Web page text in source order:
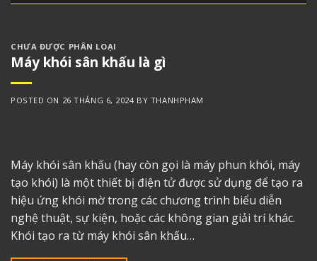
CHƯA ĐƯỢC PHÂN LOẠI
Máy khói sân khấu là gì
POSTED ON 26 THÁNG 6, 2024BY THANHPHAM
Máy khói sân khấu (hay còn gọi là máy phun khói, máy
tạo khói) là một thiết bị điện tử được sử dụng để tạo ra
hiệu ứng khói mờ trong các chương trình biểu diễn
nghệ thuật, sự kiện, hoặc các không gian giải trí khác.
Khói tạo ra từ máy khói sân khấu…